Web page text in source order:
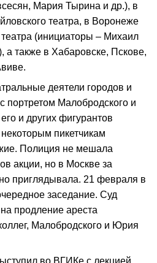
Мария Тырина и др.), в
театра, в Воронеже
(инициаторы – Михаил
а также в Хабаровске, Пскове,
деятели городов и
портретом Малобродского и
и других фигурантов
пикетчикам
Полиция не мешала
акции, но в Москве за
приглядывала. 21 февраля в
заседание. Суд
продление ареста
Малобродского и Юрия
во ВГИКе с лекцией